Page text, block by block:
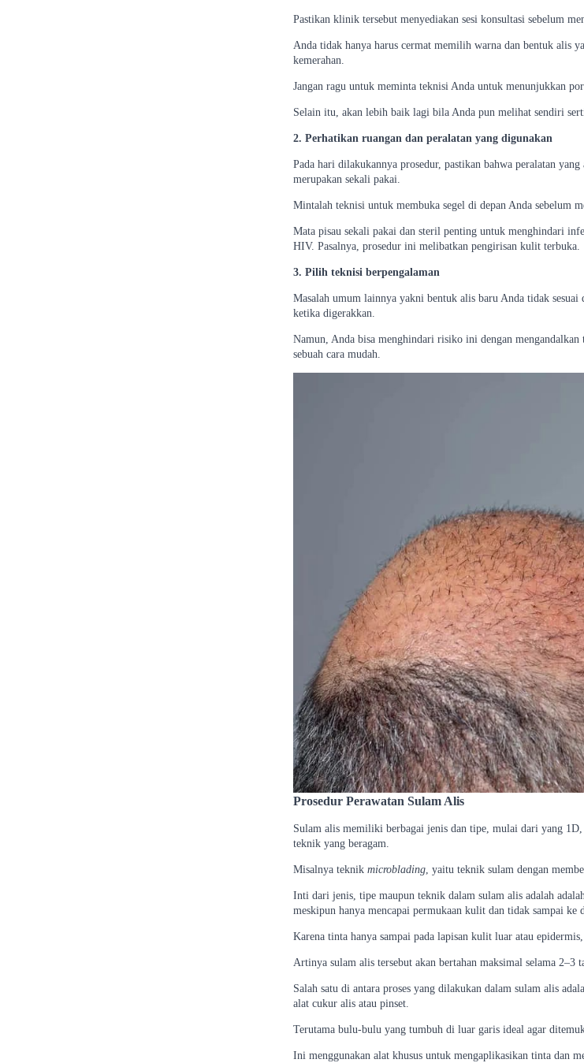
Pastikan klinik tersebut menyediakan sesi konsultasi sebelum
Anda tidak hanya harus cermat memilih warna dan bentuk alis
kemerahan.
Jangan ragu untuk meminta teknisi Anda untuk menunjukkan
Selain itu, akan lebih baik lagi bila Anda pun melihat sendiri
2. Perhatikan ruangan dan peralatan yang digunakan
Pada hari dilakukannya prosedur, pastikan bahwa peralatan
merupakan sekali pakai.
Mintalah teknisi untuk membuka segel di depan Anda sebelum
Mata pisau sekali pakai dan steril penting untuk menghindari
HIV. Pasalnya, prosedur ini melibatkan pengirisan kulit terbuka.
3. Pilih teknisi berpengalaman
Masalah umum lainnya yakni bentuk alis baru Anda tidak
ketika digerakkan.
Namun, Anda bisa menghindari risiko ini dengan
sebuah cara mudah.
Prosedur Perawatan Sulam Alis
Sulam alis memiliki berbagai jenis dan tipe, mulai dari yang
teknik yang beragam.
Misalnya teknikmicroblading, yaitu teknik sulam dengan
Inti dari jenis, tipe maupun teknik dalam sulam alis adalah
meskipun hanya mencapai permukaan kulit dan tidak sampai ke
Karena tinta hanya sampai pada lapisan kulit luar atau
Artinya sulam alis tersebut akan bertahan maksimal selama 2–3
Salah satu di antara proses yang dilakukan dalam sulam alis
alat cukur alis atau pinset.
Terutama bulu-bulu yang tumbuh di luar garis ideal agar
Ini menggunakan alat khusus untuk mengaplikasikan tinta dan